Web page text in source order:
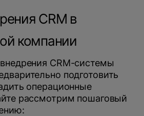
CRM в
компании
CRM-системы
подготовить
операционные
рассмотрим пошаговый